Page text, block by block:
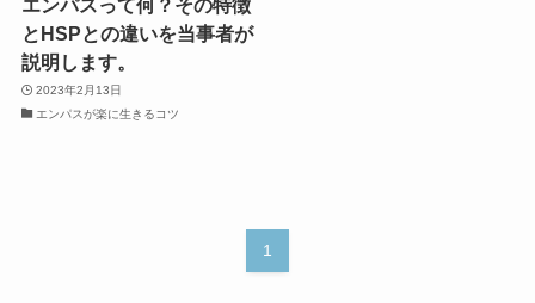
エンパスって何？その特徴
とHSPとの違いを当事者が
説明します。
2023年2月13日
エンパスが楽に生きるコツ
1